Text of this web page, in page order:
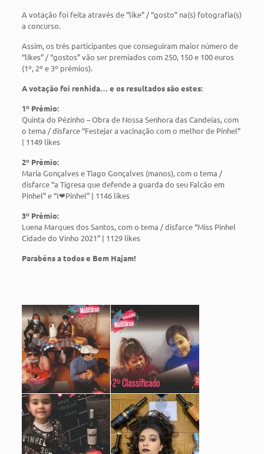
A votação foi feita através de “like” / “gosto” na(s) fotografia(s)
a concurso.
Assim, os três participantes que conseguiram maior número de
“likes” / “gostos” vão ser premiados com 250, 150 e 100 euros
(1º, 2º e 3º prémios).
A votação foi renhida… e os resultados são estes:
1º Prémio:
Quinta do Pézinho – Obra de Nossa Senhora das Candeias, com
o tema / disfarce “Festejar a vacinação com o melhor de Pinhel”
| 1149 likes
2º Prémio:
Maria Gonçalves e Tiago Gonçalves (manos), com o tema /
disfarce “a Tigresa que defende a guarda do seu Falcão em
Pinhel” e “I❤Pinhel” | 1146 likes
3º Prémio:
Luena Marques dos Santos, com o tema / disfarce “Miss Pinhel
Cidade do Vinho 2021” | 1129 likes
Parabéns a todos e Bem Hajam!